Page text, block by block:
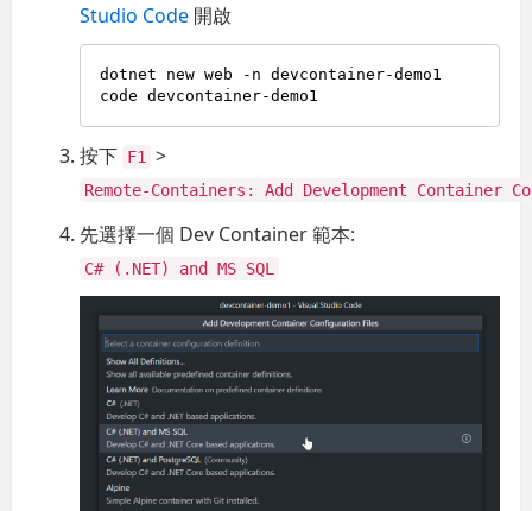
Studio Code 開啟
dotnet new web -n devcontainer-demo1
按下 F1 >
Remote-Containers: Add Development Container
先選擇一個 Dev Container 範本:
C# (.NET) and MS SQL